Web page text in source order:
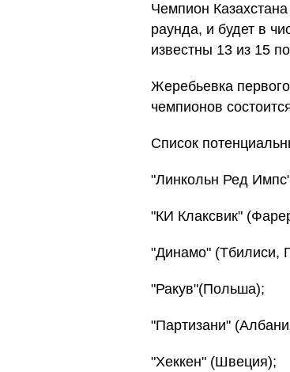
Чемпион
раунда, и будет в
известны 13 из 15
Жеребьевка
чемпионов
Список
"Линкольн Ред
"КИ Клаксвик"
"Динамо" (Тбилиси,
"Ракув"(Польша);
"Партизани"
"Хеккен" (Швеция);